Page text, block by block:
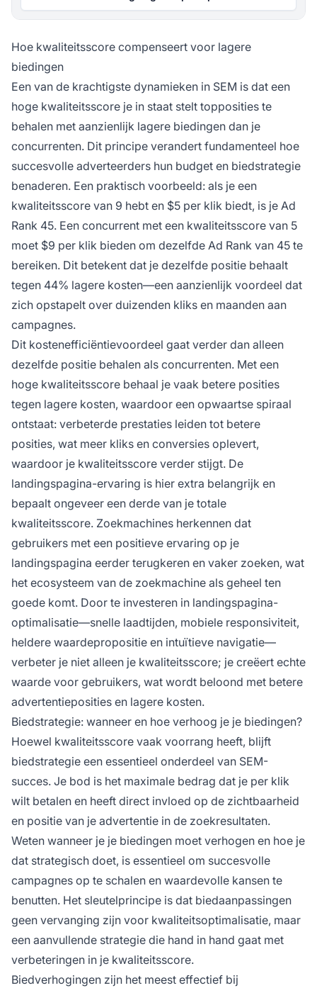
Hoe kwaliteitsscore compenseert voor lagere
biedingen
Een van de krachtigste dynamieken in SEM is dat een
hoge kwaliteitsscore je in staat stelt topposities te
behalen met aanzienlijk lagere biedingen dan je
concurrenten. Dit principe verandert fundamenteel hoe
succesvolle adverteerders hun budget en biedstrategie
benaderen. Een praktisch voorbeeld: als je een
kwaliteitsscore van 9 hebt en $5 per klik biedt, is je Ad
Rank 45. Een concurrent met een kwaliteitsscore van 5
moet $9 per klik bieden om dezelfde Ad Rank van 45 te
bereiken. Dit betekent dat je dezelfde positie behaalt
tegen 44% lagere kosten—een aanzienlijk voordeel dat
zich opstapelt over duizenden kliks en maanden aan
campagnes.
Dit kostenefficiëntievoordeel gaat verder dan alleen
dezelfde positie behalen als concurrenten. Met een
hoge kwaliteitsscore behaal je vaak betere posities
tegen lagere kosten, waardoor een opwaartse spiraal
ontstaat: verbeterde prestaties leiden tot betere
posities, wat meer kliks en conversies oplevert,
waardoor je kwaliteitsscore verder stijgt. De
landingspagina-ervaring is hier extra belangrijk en
bepaalt ongeveer een derde van je totale
kwaliteitsscore. Zoekmachines herkennen dat
gebruikers met een positieve ervaring op je
landingspagina eerder terugkeren en vaker zoeken, wat
het ecosysteem van de zoekmachine als geheel ten
goede komt. Door te investeren in landingspagina-
optimalisatie—snelle laadtijden, mobiele responsiviteit,
heldere waardepropositie en intuïtieve navigatie—
verbeter je niet alleen je kwaliteitsscore; je creëert echte
waarde voor gebruikers, wat wordt beloond met betere
advertentieposities en lagere kosten.
Biedstrategie: wanneer en hoe verhoog je je biedingen?
Hoewel kwaliteitsscore vaak voorrang heeft, blijft
biedstrategie een essentieel onderdeel van SEM-
succes. Je bod is het maximale bedrag dat je per klik
wilt betalen en heeft direct invloed op de zichtbaarheid
en positie van je advertentie in de zoekresultaten.
Weten wanneer je je biedingen moet verhogen en hoe je
dat strategisch doet, is essentieel om succesvolle
campagnes op te schalen en waardevolle kansen te
benutten. Het sleutelprincipe is dat biedaanpassingen
geen vervanging zijn voor kwaliteitsoptimalisatie, maar
een aanvullende strategie die hand in hand gaat met
verbeteringen in je kwaliteitsscore.
Biedverhogingen zijn het meest effectief bij